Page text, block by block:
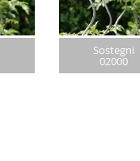
Sostegni
02000